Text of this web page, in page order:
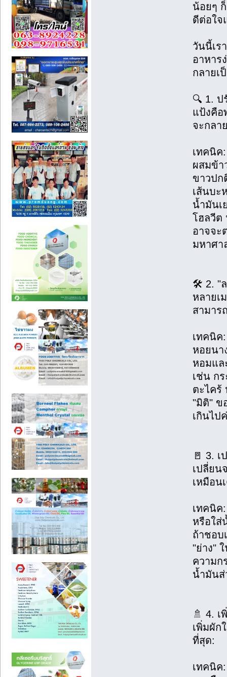
น้อยๆ
ดีต่อใจ
วันนี้เร
อาหาร
กลายเ
🔍 1.
แป้งคือ
จะกลา
เทคนิค
ผสมข้า
ขาวปก
เส้นบะ
น้ำมันเ
โฮลวีต
อาจจะ
มหาศา
🛠 2. "ล
หลายเ
สามาร
เทคนิค
หอยนา
หอมแล
เช่น ก
ตะไคร้
"มิติ" ข
เกินไป
🚪 3.
เปลี่ยน
เหมือน
เทคนิค
หรือใส่
ถ้าชอบ
"ย่าง"
ความก
น้ำมันส่
🚿 4.
เพิ่มผัก
ที่สุด:
เทคนิค